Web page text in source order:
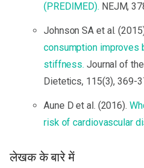
(PREDIMED). NEJM,
Johnson SA et al.
consumption improves
stiffness. Journal of
Dietetics, 115(3), 369-
Aune D et al. (2016).
risk of cardiovascular
लेखक के बारे में